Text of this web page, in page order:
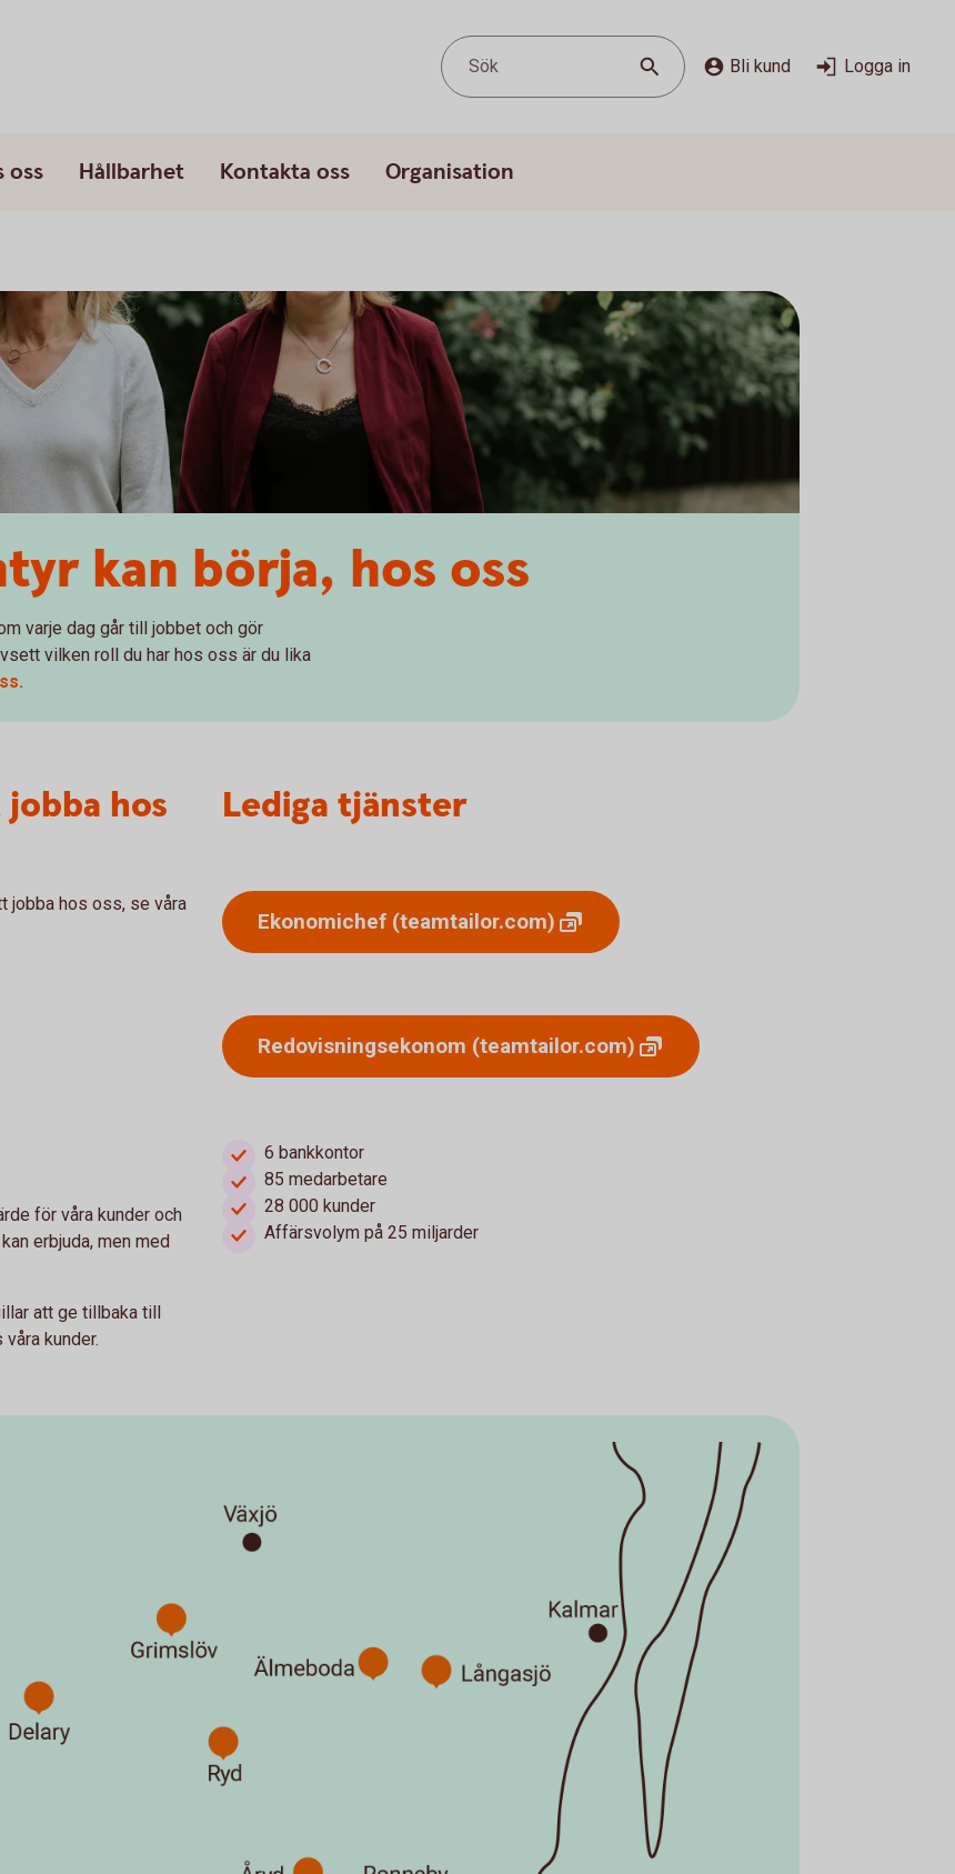
Sök Bli kund Logga in
oss Hållbarhet Kontakta oss Organisation
kan börja, hos oss
varje dag går till jobbet och gör
vilken roll du har hos oss är du lika
hos
jobba hos oss, se våra
Lediga tjänster
Ekonomichef (teamtailor.com)
Redovisningsekonom (teamtailor.com)
för våra kunder och
erbjuda, men med
att ge tillbaka till
kunder.
6 bankkontor
85 medarbetare
28 000 kunder
Affärsvolym på 25 miljarder